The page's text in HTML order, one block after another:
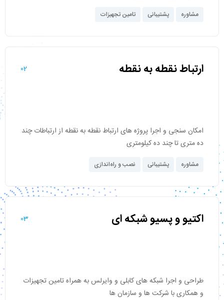
مشاوره پشتیبانی تامین تجهیزات
ارتباط نقطه به نقطه 02
امکان سنجی و اجرا پروژه های ارتباط نقطه به نقطه از ارتباطات چند
ده متری تا چند ده کیلومتری
مشاوره پشتیبانی نصب و راه‌اندازی
اکتیو و پسیو شبکه ای 03
طراحی و اجرا شبکه های کابلی و وایرلس به همراه تامین تجهیزات
و همکاری با شرکت ها و سازمان ها